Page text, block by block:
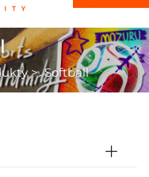
>Softball